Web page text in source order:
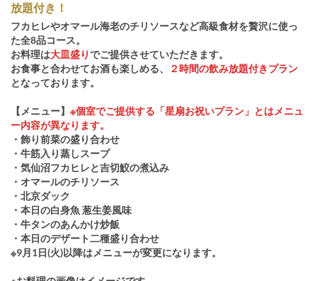
放題付き！
フカヒレやオマール海老のチリソースなど高級食材を贅沢に使っ
た全8品コース。
お料理は大皿盛りでご提供させていただきます。
お食事と合わせてお酒も楽しめる、
２時間の飲み放題付きプラン
となっております。
【メニュー】 ※個室でご提供する「星扇お祝いプラン」とはメニュ
ー内容が異なります。
・飾り前菜の盛り合わせ
・牛筋入り蒸しスープ
・気仙沼フカヒレと吉切鮫の煮込み
・オマールのチリソース
・北京ダック
・本日の白身魚 葱生姜風味
・牛タンのあんかけ炒飯
・本日のデザート二種盛り合わせ
※9月1日(火)以降はメニューが変更になります。